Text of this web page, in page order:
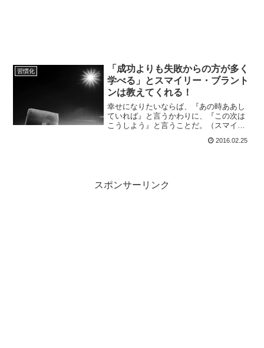
習慣化
「成功よりも失敗からの方が多く
学べる」とスマイリー・ブラント
ンは教えてくれる！
幸せになりたいならば、『あの時ああし
ていれば』と言うかわりに、『この次は
こうしよう』と言うことだ。（スマイリ
スマイリー・ブラントンの言葉を読むと
2016.02.25
スポンサーリンク